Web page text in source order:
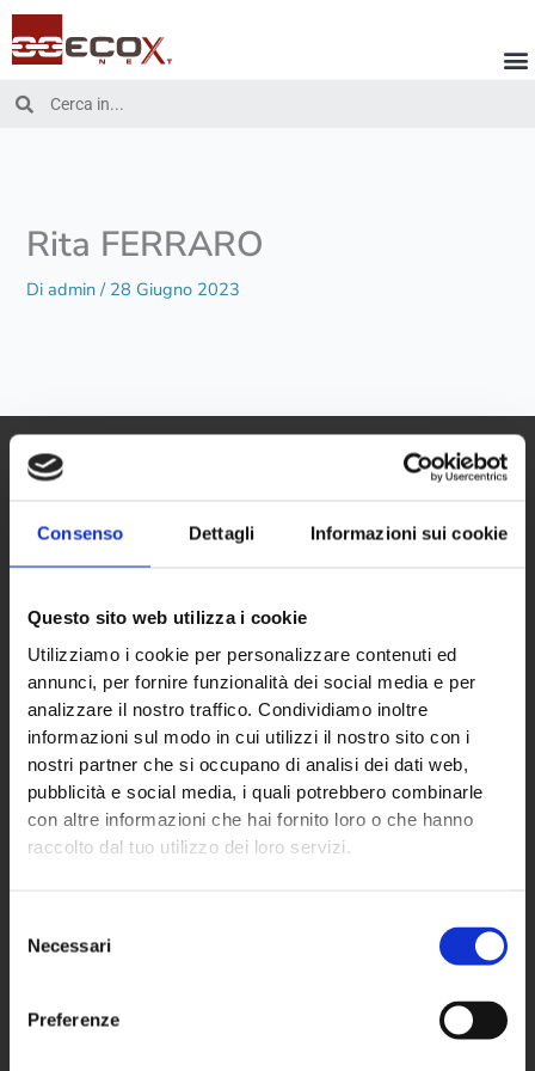
Consenso Dettagli Informazioni sui cookie
Questo sito web utilizza i cookie
Utilizziamo i cookie per personalizzare contenuti ed
annunci, per fornire funzionalità dei social media e per
analizzare il nostro traffico. Condividiamo inoltre
informazioni sul modo in cui utilizzi il nostro sito con i
nostri partner che si occupano di analisi dei dati web,
pubblicità e social media, i quali potrebbero combinarle
con altre informazioni che hai fornito loro o che hanno
raccolto dal tuo utilizzo dei loro servizi.
delNecessari
Preferenze
Vai
al
contenuto
Cerca Cerca
Rita FERRARO
Diadmin/ 28 Giugno 2023
ECO NEXT S.p.A.
Sede principale
Via Almisana, 2
48018 Faenza (RA) – IT
Partita IVA: 02670760392